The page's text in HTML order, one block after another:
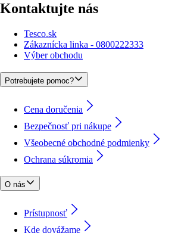
Kontaktujte nás
Tesco.sk
Zákaznícka linka - 0800222333
Výber obchodu
Potrebujete pomoc?
Cena doručenia
Bezpečnosť pri nákupe
Všeobecné obchodné podmienky
Ochrana súkromia
O nás
Prístupnosť
Kde dovážame